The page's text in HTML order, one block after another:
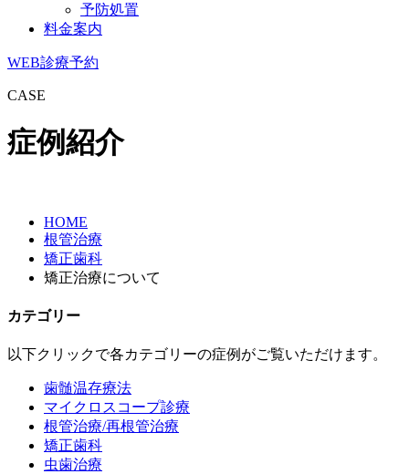
予防処置
料金案内
WEB診療予約
CASE
症例紹介
HOME
根管治療
矯正歯科
矯正治療について
カテゴリー
以下クリックで各カテゴリーの症例がご覧いただけます。
歯髄温存療法
マイクロスコープ診療
根管治療/再根管治療
矯正歯科
虫歯治療